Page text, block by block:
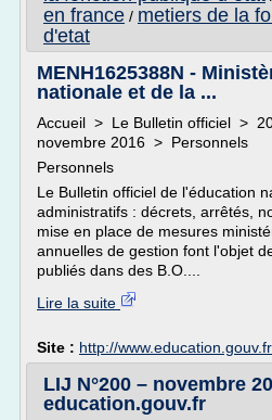
en france / metiers de la
d'etat
MENH1625388N -
nationale et de la ...
Accueil > Le Bulletin officiel >
novembre 2016 > Personnels
Personnels
Le Bulletin officiel de l'éducation
administratifs : décrets, arrêtés,
mise en place de mesures
annuelles de gestion font l'objet
publiés dans des B.O....
Lire la suite
Site : http://www.education.gouv.fr
LIJ N°200 – novembre
education.gouv.fr